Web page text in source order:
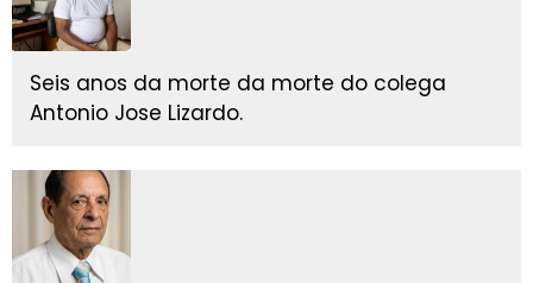
Seis anos da morte da morte do colega
Antonio Jose Lizardo.